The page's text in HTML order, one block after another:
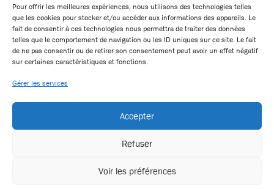
Pour offrir les meilleures expériences, nous utilisons des technologies telles
que les cookies pour stocker et/ou accéder aux informations des appareils. Le
fait de consentir à ces technologies nous permettra de traiter des données
telles que le comportement de navigation ou les ID uniques sur ce site. Le fait
de ne pas consentir ou de retirer son consentement peut avoir un effet négatif
sur certaines caractéristiques et fonctions.
Gérer les services
Accepter
Refuser
Voir les préférences
S'INSCRIRE À UNE FORMATION
SE PRÉINSCRIRE À UNE FORMATION
TÉLÉCHARGER LE PLANNING DES FORMATIONS 2026
Gironde
Siret 330 665 464 00039 - code APE 8559 A